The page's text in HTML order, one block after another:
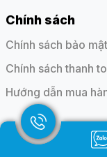
Chính sách
Chính sách bảo
Chính sách thanh
Hướng dẫn mua